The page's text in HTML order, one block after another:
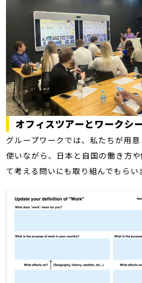
オフィスツアーとワークシ
グループワークでは、私たちが用
使いながら、日本と自国の働き方
て考える問いにも取り組んでもらい